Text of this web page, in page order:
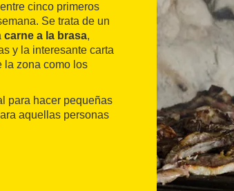
cinco primeros
Se trata de un
carne a la brasa,
y la interesante carta
la zona como los
para hacer pequeñas
aquellas personas